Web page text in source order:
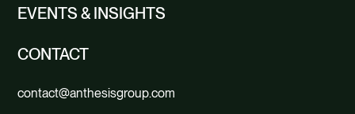
EVENTS & INSIGHTS
CONTACT
contact@anthesisgroup.com